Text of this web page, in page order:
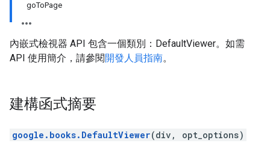
goToPage
內嵌式檢視器 API 包含一個類別：DefaultViewer。如需
API 使用簡介，請參閱開發人員指南。
建構函式摘要
google.books.DefaultViewer(div, opt_options)